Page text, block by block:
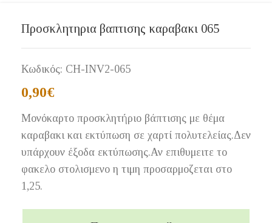
Προσκλητηρια βαπτισης καραβακι 065
Κωδικός: CH-INV2-065
0,90€
Μονόκαρτο προσκλητήριο βάπτισης με θέμα
καραβακι και εκτύπωση σε χαρτί πολυτελείας.Δεν
υπάρχουν έξοδα εκτύπωσης.Αν επιθυμειτε το
φακελο στολισμενο η τιμη προσαρμοζεται στο
1,25.